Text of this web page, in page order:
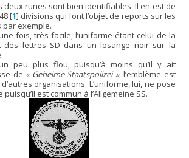
deux runes sont bien identifiables. Il en est de
[1] divisions qui font l’objet de reports sur les
exemple.
fois, très facile, l’uniforme étant celui de la
des lettres SD dans un losange noir sur la
peu plus flou, puisqu’à moins qu’il y ait
de « Geheime Staatspolizei », l’emblème est
organisations. L’uniforme, lui, ne pose
est commun à l’Allgemeine SS.